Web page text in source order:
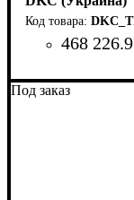
468 226.
стационарный
сервопривод
трехфазный
Под заказ